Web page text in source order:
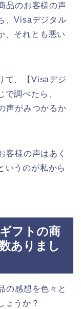
品のお客様の声
、Visaデジタル
、それとも悪い
て、【Visaデジ
調べたら、
声がみつかるか
客様の声はあく
いうのが私から
フトの商
ありまし
の感想を色々と
ょうか？